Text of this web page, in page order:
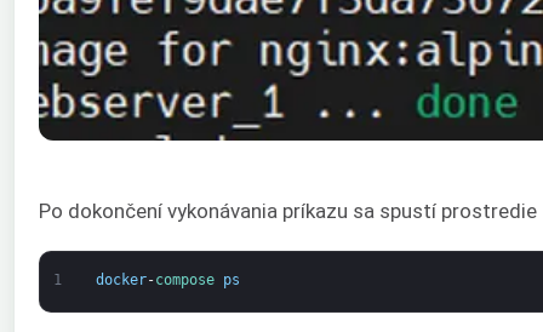
Po dokončení vykonávania príkazu sa spustí
1 docker-compose ps